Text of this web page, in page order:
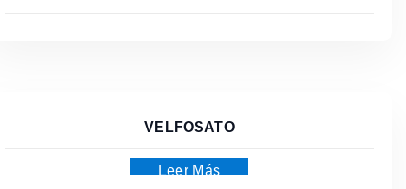
VELFOSATO
Leer Más